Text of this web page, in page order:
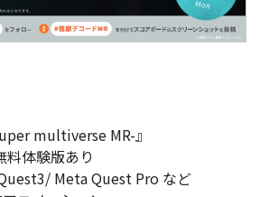
体験版あり
Meta Quest Pro など
ニメーション
ン
:Gugenka